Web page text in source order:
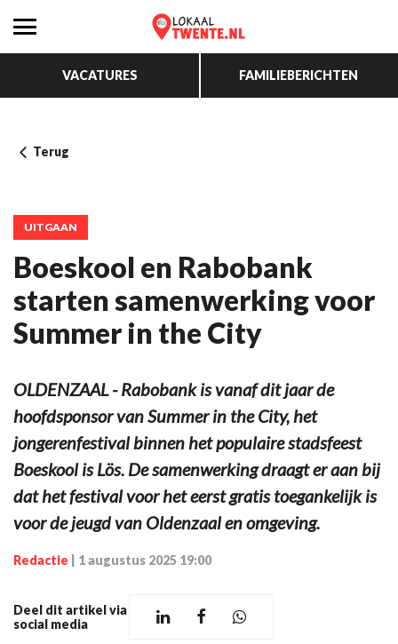
VACATURES FAMILIEBERICHTEN
Terug
UITGAAN
Boeskool en Rabobank
starten samenwerking voor
Summer in the City
OLDENZAAL - Rabobank is vanaf dit jaar de
hoofdsponsor van Summer in the City, het
jongerenfestival binnen het populaire stadsfeest
Boeskool is Lös. De samenwerking draagt er aan bij
dat het festival voor het eerst gratis toegankelijk is
voor de jeugd van Oldenzaal en omgeving.
Redactie 1 augustus 2025 19:00
Deel dit artikel via
social media